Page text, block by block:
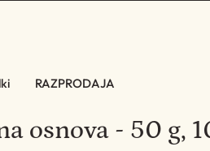
RAZPRODAJA
osnova - 50 g,